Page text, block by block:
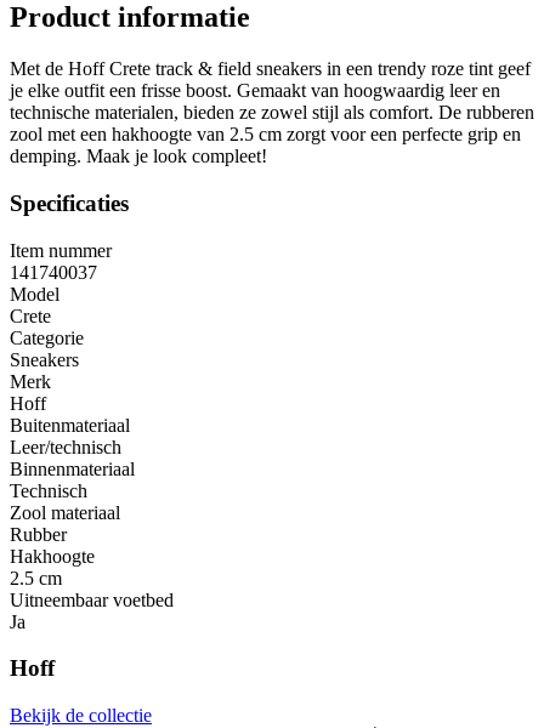
Product informatie
Met de Hoff Crete track & field sneakers in een trendy roze tint geef
je elke outfit een frisse boost. Gemaakt van hoogwaardig leer en
technische materialen, bieden ze zowel stijl als comfort. De rubberen
zool met een hakhoogte van 2.5 cm zorgt voor een perfecte grip en
demping. Maak je look compleet!
Specificaties
Item nummer
141740037
Model
Crete
Categorie
Sneakers
Merk
Hoff
Buitenmateriaal
Leer/technisch
Binnenmateriaal
Technisch
Zool materiaal
Rubber
Hakhoogte
2.5 cm
Uitneembaar voetbed
Ja
Hoff
Bekijk de collectie